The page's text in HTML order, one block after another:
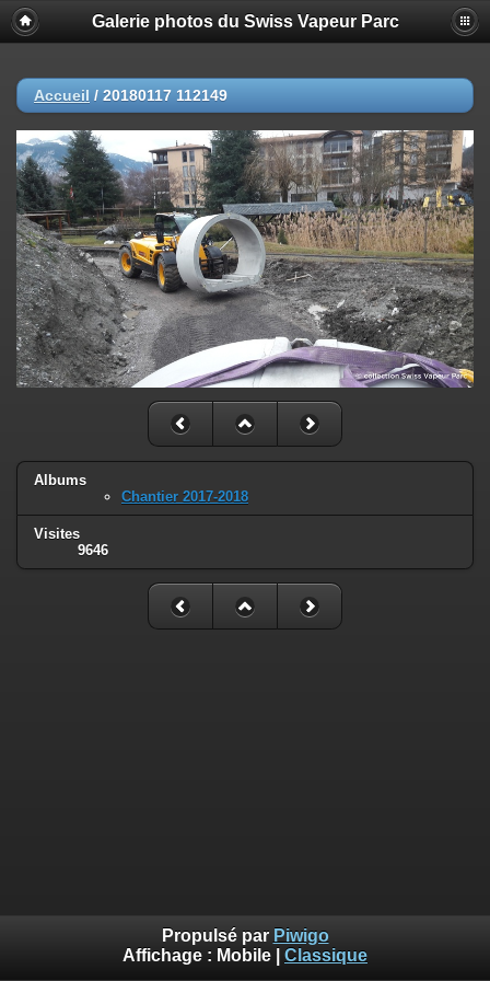
Galerie photos du Swiss Vapeur Parc
Accueil / 20180117 112149
Albums
Chantier 2017-2018
Visites
9646
Propulsé par Piwigo
Affichage : Mobile Classique